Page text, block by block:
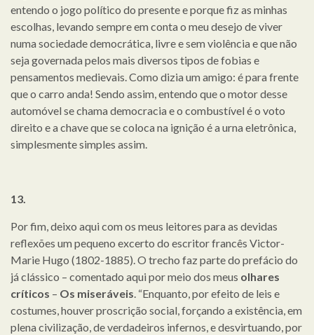
entendo o jogo político do presente e porque fiz as minhas
escolhas, levando sempre em conta o meu desejo de viver
numa sociedade democrática, livre e sem violência e que não
seja governada pelos mais diversos tipos de fobias e
pensamentos medievais. Como dizia um amigo: é para frente
que o carro anda! Sendo assim, entendo que o motor desse
automóvel se chama democracia e o combustível é o voto
direito e a chave que se coloca na ignição é a urna eletrônica,
simplesmente simples assim.
13.
Por fim, deixo aqui com os meus leitores para as devidas
reflexões um pequeno excerto do escritor francês Victor-
Marie Hugo (1802-1885). O trecho faz parte do prefácio do
já clássico – comentado aqui por meio dos meus olhares
críticos – Os miseráveis . “Enquanto, por efeito de leis e
costumes, houver proscrição social, forçando a existência, em
plena civilização, de verdadeiros infernos, e desvirtuando, por